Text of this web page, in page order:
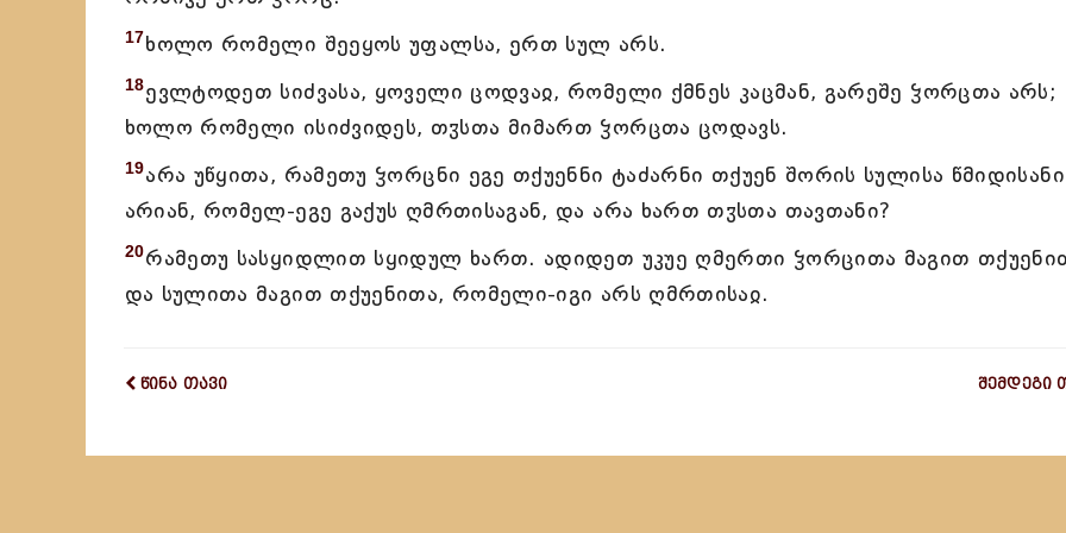
17ხოლო რომელი შეეყოს უფალსა, ერთ სულ არს.
18ევლტოდეთ სიძვასა, ყოველი ცოდვაჲ, რომელი ქმნეს კაცმან, გარეშე ჴორცთა არს;
ხოლო რომელი ისიძვიდეს, თჳსთა მიმართ ჴორცთა ცოდავს.
19არა უწყითა, რამეთუ ჴორცნი ეგე თქუენნი ტაძარნი თქუენ შორის სულისა წმიდისანი
არიან, რომელ-ეგე გაქუს ღმრთისაგან, და არა ხართ თჳსთა თავთანი?
20რამეთუ სასყიდლით სყიდულ ხართ. ადიდეთ უკუე ღმერთი ჴორცითა მაგით
და სულითა მაგით თქუენითა, რომელი-იგი არს ღმრთისაჲ.
წინა თავი შემდეგი